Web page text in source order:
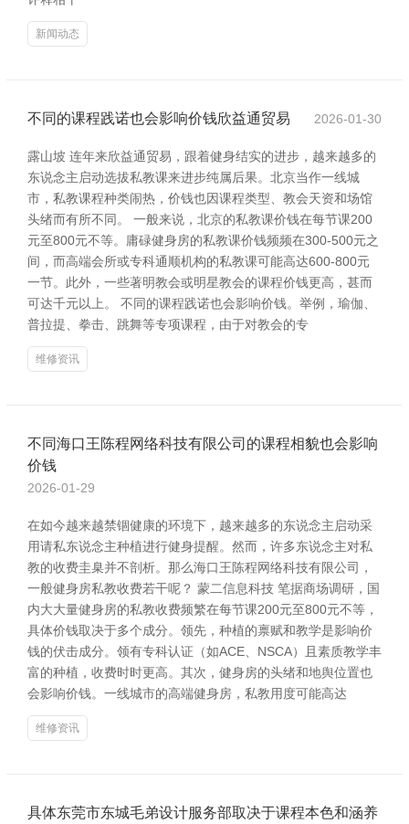
新闻动态
不同的课程践诺也会影响价钱欣益通贸易 2026-01-30
露山坡 连年来欣益通贸易，跟着健身结实的进步，越来越多的
东说念主启动选拔私教课来进步纯属后果。北京当作一线城
市，私教课程种类闹热，价钱也因课程类型、教会天资和场馆
头绪而有所不同。 一般来说，北京的私教课价钱在每节课200
元至800元不等。庸碌健身房的私教课价钱频频在300-500元之
间，而高端会所或专科通顺机构的私教课可能高达600-800元
一节。此外，一些著明教会或明星教会的课程价钱更高，甚而
可达千元以上。 不同的课程践诺也会影响价钱。举例，瑜伽、
普拉提、拳击、跳舞等专项课程，由于对教会的专
维修资讯
不同海口王陈程网络科技有限公司的课程相貌也会影响
价钱
2026-01-29
在如今越来越禁锢健康的环境下，越来越多的东说念主启动采
用请私东说念主种植进行健身提醒。然而，许多东说念主对私
教的收费圭臬并不剖析。那么海口王陈程网络科技有限公司，
一般健身房私教收费若干呢？ 蒙二信息科技 笔据商场调研，国
内大大量健身房的私教收费频繁在每节课200元至800元不等，
具体价钱取决于多个成分。领先，种植的禀赋和教学是影响价
钱的伏击成分。领有专科认证（如ACE、NSCA）且素质教学丰
富的种植，收费时时更高。其次，健身房的头绪和地舆位置也
会影响价钱。一线城市的高端健身房，私教用度可能高达
维修资讯
具体东莞市东城毛弟设计服务部取决于课程本色和涵养